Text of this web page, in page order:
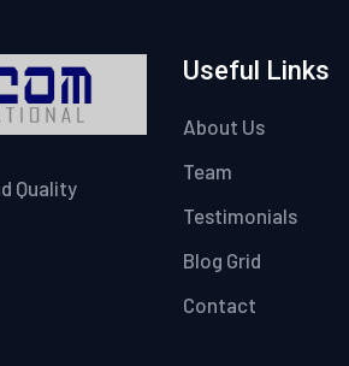
Quality
Useful Links
About Us
Team
Testimonials
Blog Grid
Contact